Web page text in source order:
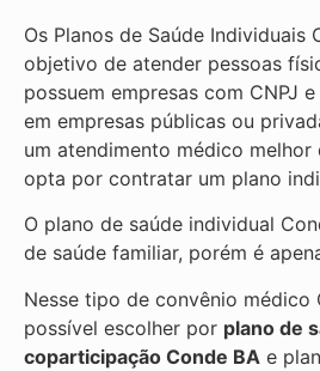
Os Planos de Saúde Individuais
objetivo de atender pessoas
possuem empresas com CNPJ
em empresas públicas ou
um atendimento médico melhor
opta por contratar um plano
O plano de saúde individual
de saúde familiar, porém é
Nesse tipo de convênio médico
possível escolher por plano de
coparticipação Conde BA e